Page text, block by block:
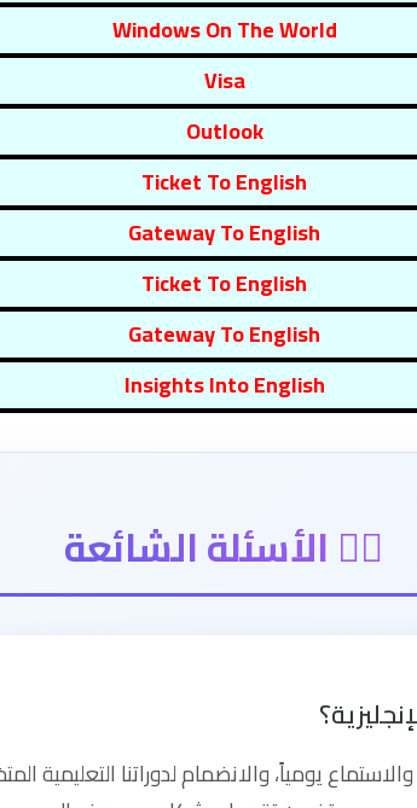
Windows On The World
Visa
Outlook
Ticket To English
Gateway To English
Ticket To English
Gateway To English
Insights Into English
🙋‍♂️ الأسئلة الشائعة
يومياً، والانضمام لدوراتنا